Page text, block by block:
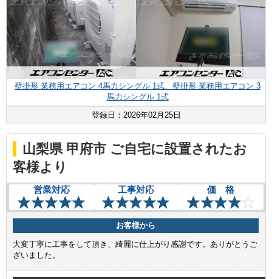
壁掛形 業務用エアコン 4馬力シングル 1式、壁掛形 業務用エアコン 3
馬力シングル 1式
登録日：2026年02月25日
山梨県 甲府市 ご自宅に設置されたお
客様より
営業対応 工事対応 価 格
お客様から
大変丁寧に工事をして頂き、綺麗に仕上がり感謝です。ありがとうご
ざいました。